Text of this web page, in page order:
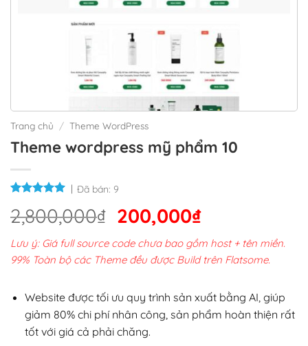
Trang chủ / Theme WordPress
Theme wordpress mỹ phẩm 10
Đã bán: 9
2,800,000₫ Giá
gốc
là:
2,800,000₫.
200,000₫Giá
hiện
tại
200,000₫.
Lưu ý: Giá full source code chưa bao gồm host + tên miền.
99% Toàn bộ các Theme đều được Build trên Flatsome.
Website được tối ưu quy trình sản xuất bằng AI, giúp
giảm 80% chi phí nhân công, sản phẩm hoàn thiện rất
tốt với giá cả phải chăng.